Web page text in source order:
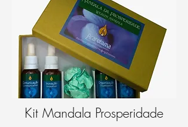
Kit Mandala Prosperidade